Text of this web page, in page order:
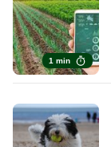
1 min